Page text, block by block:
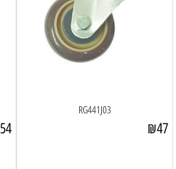
RG441J03
₪47
54